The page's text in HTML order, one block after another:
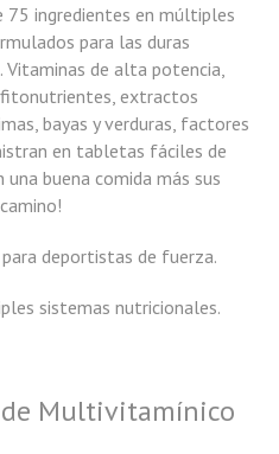
75 ingredientes en múltiples
para las duras
de alta potencia,
extractos
bayas y verduras, factores
en tabletas fáciles de
una buena comida más sus
deportistas de fuerza.
sistemas nutricionales.
Multivitamínico